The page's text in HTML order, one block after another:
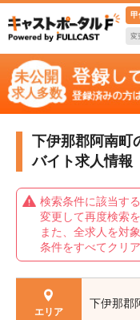
甲
変
下伊那郡阿南町
バイト求人情報
検索条件に該当す
変更して再度検索
また、全求人を対
条件をすべてクリ
エリア
下伊那郡